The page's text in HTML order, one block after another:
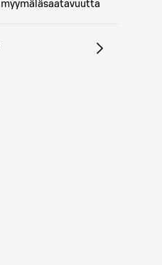
myymäläsaatavuutta